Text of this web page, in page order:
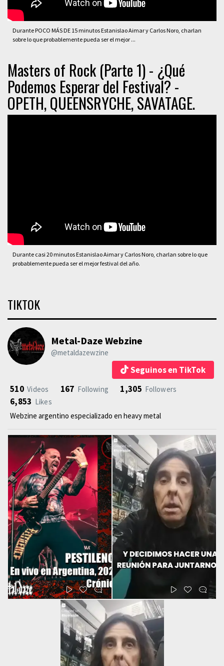
Durante POCO MÁS DE 15 minutos Estanislao Aimar y Carlos Noro, charlan
sobre lo que probablemente pueda ser el mejor ...
Masters of Rock (Parte 1) - ¿Qué
Podemos Esperar del Festival? -
OPETH, QUEENSRYCHE, SAVATAGE.
Durante casi 20 minutos Estanislao Aimar y Carlos Noro, charlan sobre lo que
probablemente pueda ser el mejor festival del año.
TIKTOK
Metal-Daze Webzine
@metaldazewzine
Seguinos en TikTok
510 Videos 167 Following 1,305 Followers
6,853 Likes
Webzine argentino especializado en heavy metal